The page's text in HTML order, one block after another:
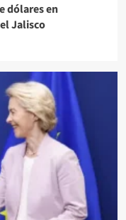
dólares en
Jalisco